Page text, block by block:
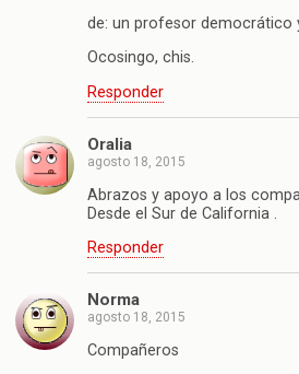
de: un profesor democrático
Ocosingo, chis.
Responder
Oralia
agosto 18, 2015
Abrazos y apoyo a los
Desde el Sur de California .
Responder
Norma
agosto 18, 2015
Compañeros